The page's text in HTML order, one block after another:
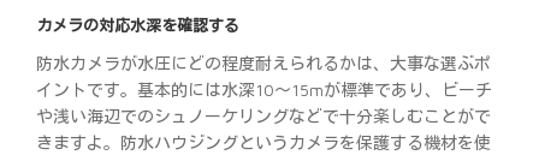
カメラの対応水深を確認する
防水カメラが水圧にどの程度耐えられるかは、大事な選ぶポ
イントです。基本的には水深10～15mが標準であり、ビーチ
や浅い海辺でのシュノーケリングなどで十分楽しむことがで
きますよ。防水ハウジングというカメラを保護する機材を使